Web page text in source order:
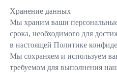
Хранение данных
Мы храним ваши
срока, необходимого для
в настоящей Политике
Мы сохраняем и используем
требуемом для выполнения